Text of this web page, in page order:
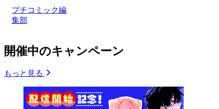
プチコミック編
集部
開催中のキャンペーン
もっと見る